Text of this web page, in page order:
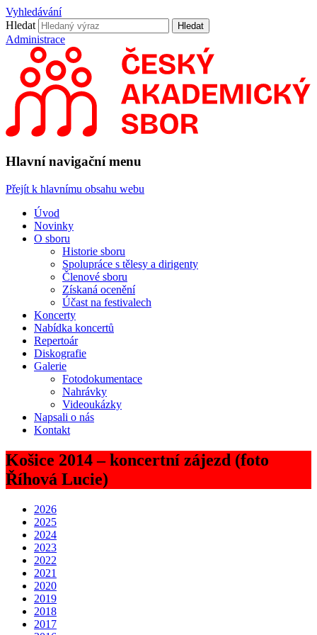
Vyhledávání
Hledat
Hledat
Administrace
Hlavní navigační menu
Přejít k hlavnímu obsahu webu
Úvod
Novinky
O sboru
Historie sboru
Spolupráce s tělesy a dirigenty
Členové sboru
Získaná ocenění
Účast na festivalech
Koncerty
Nabídka koncertů
Repertoár
Diskografie
Galerie
Fotodokumentace
Nahrávky
Videoukázky
Napsali o nás
Kontakt
Košice 2014 – koncertní zájezd (foto
Říhová Lucie)
2026
2025
2024
2023
2022
2021
2020
2019
2018
2017